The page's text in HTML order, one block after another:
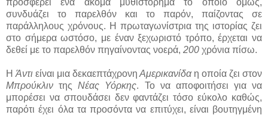
συνδυάζει το παρελθόν και το παρόν, παίζοντας σε
παράλληλους χρόνους. Η πρωταγωνίστρια της ιστορίας ζει
στο σήμερα ωστόσο, με έναν ξεχωριστό τρόπο, έρχεται να
δεθεί με το παρελθόν πηγαίνοντας νοερά, 200 χρόνια πίσω.
Η Άντι είναι μια δεκαεπτάχρονη Αμερικανίδα η οποία ζει στον
Μπρούκλιν της Νέας Υόρκης. Το να αποφοιτήσει για να
μπορέσει να σπουδάσει δεν φαντάζει τόσο εύκολο καθώς,
παρότι έχει όλα τα προσόντα να επιτύχει, είναι βουτηγμένη